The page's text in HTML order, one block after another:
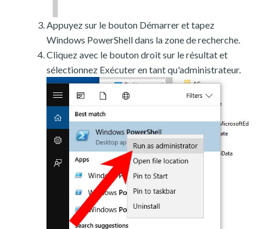
Appuyez sur le bouton Démarrer et tapez
Windows PowerShell dans la zone de recherche.
Cliquez avec le bouton droit sur le résultat et
sélectionnez Exécuter en tant qu'administrateur.